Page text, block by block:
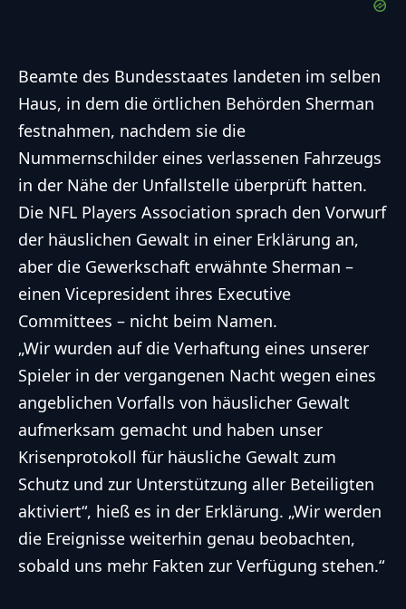
Beamte des Bundesstaates landeten im selben
Haus, in dem die örtlichen Behörden Sherman
festnahmen, nachdem sie die
Nummernschilder eines verlassenen Fahrzeugs
in der Nähe der Unfallstelle überprüft hatten.
Die NFL Players Association sprach den Vorwurf
der häuslichen Gewalt in einer Erklärung an,
aber die Gewerkschaft erwähnte Sherman –
einen Vicepresident ihres Executive
Committees – nicht beim Namen.
„Wir wurden auf die Verhaftung eines unserer
Spieler in der vergangenen Nacht wegen eines
angeblichen Vorfalls von häuslicher Gewalt
aufmerksam gemacht und haben unser
Krisenprotokoll für häusliche Gewalt zum
Schutz und zur Unterstützung aller Beteiligten
aktiviert“, hieß es in der Erklärung. „Wir werden
die Ereignisse weiterhin genau beobachten,
sobald uns mehr Fakten zur Verfügung stehen.“